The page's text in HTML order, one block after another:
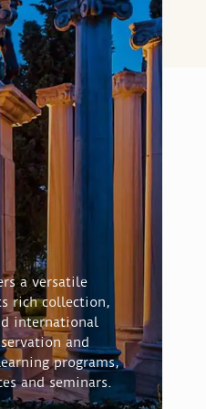
a versatile
rich collection,
international
and
programs,
and seminars.